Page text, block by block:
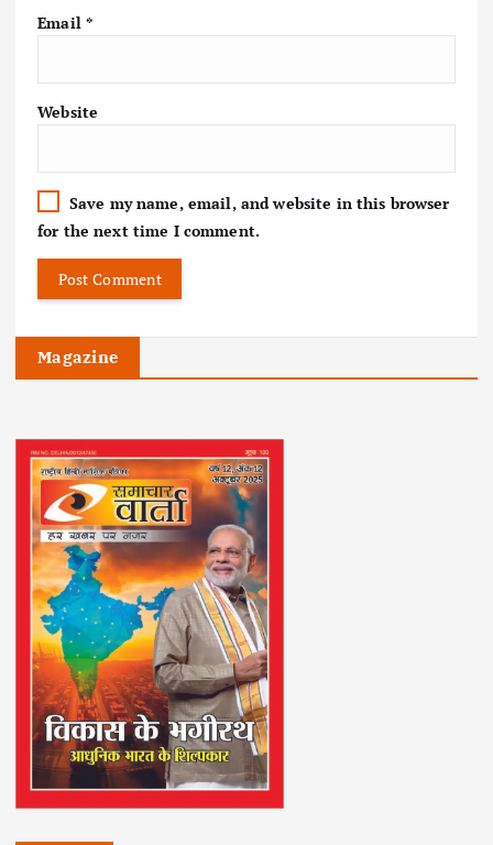
Email *
Website
Save my name, email, and website in this browser
for the next time I comment.
Magazine